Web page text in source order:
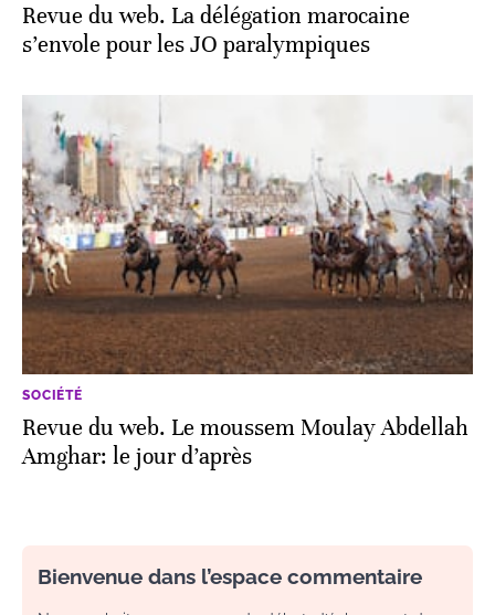
Revue du web. La délégation marocaine
s’envole pour les JO paralympiques
SOCIÉTÉ
Revue du web. Le moussem Moulay Abdellah
Amghar: le jour d’après
Bienvenue dans l’espace commentaire